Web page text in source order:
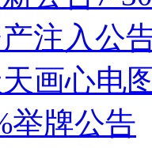
注入公
画心电
举牌公告